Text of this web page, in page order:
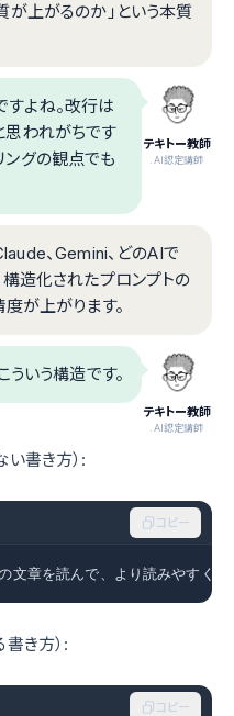
上がるのか」という本質
テキトー教師
.AI認定講師
よね。改行は
思われがちです
ングの観点でも
、Gemini、どのAIで
造化されたプロンプトの
が上がります。
テキトー教師
.AI認定講師
ういう構造です。
書き方）:
コピー
文章を読んで、より読みやすく
き方）:
コピー